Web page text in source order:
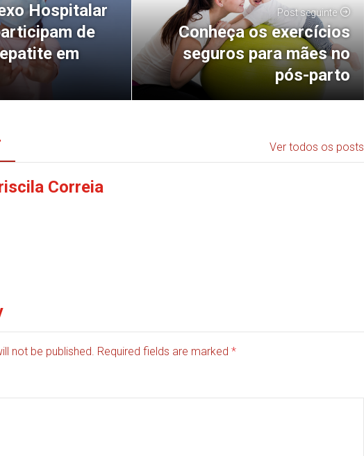
Hospitalar
de
em
Post seguinte
Conheça os exercícios
seguros para mães no
pós-parto
Ver todos os posts
Correia
not be published. Required fields are marked *